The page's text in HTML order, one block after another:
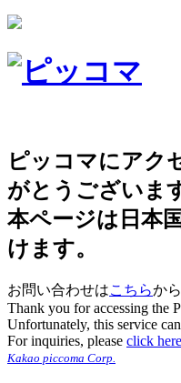
ピッコマにアク
がとうございま
本ページは日本
けます。
お問い合わせはこちらか
Thank you for accessing the
Unfortunately, this service
For inquiries, please click
Kakao piccoma Corp.